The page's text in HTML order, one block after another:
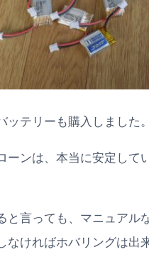
ッテリーも購入しました。
ーンは、本当に安定して
と言っても、マニュアル
なければホバリングは出